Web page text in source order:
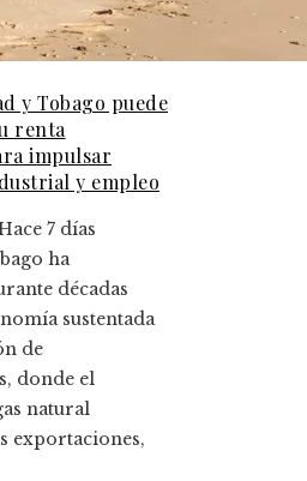
y Tobago puede
renta
impulsar
y empleo
7 días
ha
décadas
sustentada
de
donde el
natural
exportaciones,